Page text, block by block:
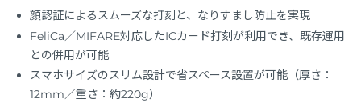
顔認証によるスムーズな打刻と、なりすまし防止を実現
FeliCa／MIFARE対応したICカード打刻が利用でき、既存運用
との併用が可能
スマホサイズのスリム設計で省スペース設置が可能（厚さ：
12mm／重さ：約220g）